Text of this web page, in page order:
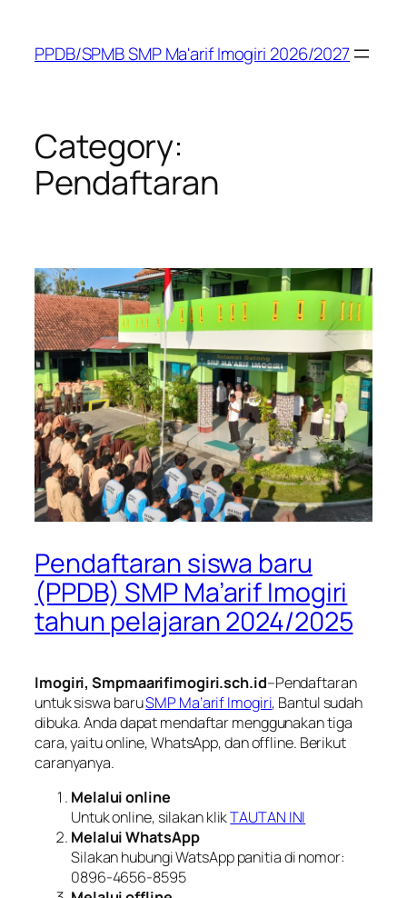
content
PPDB/SPMB SMP Ma'arif Imogiri 2026/2027
Category:
Pendaftaran
Pendaftaran siswa baru
(PPDB) SMP Ma’arif Imogiri
tahun pelajaran 2024/2025
Imogiri, Smpmaarifimogiri.sch.id–Pendaftaran
untuk siswa baruSMP Ma’arif Imogiri, Bantul sudah
dibuka. Anda dapat mendaftar menggunakan tiga
cara, yaitu online, WhatsApp, dan offline. Berikut
caranyanya.
Melalui online
Untuk online, silakan klikTAUTAN INI
Melalui WhatsApp
Silakan hubungi WatsApp panitia di nomor:
0896-4656-8595